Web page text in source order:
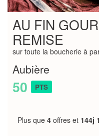
AU FIN
REMISE
sur toute la boucherie à
Aubière
50 PTS
Plus que 4 offres et 144j